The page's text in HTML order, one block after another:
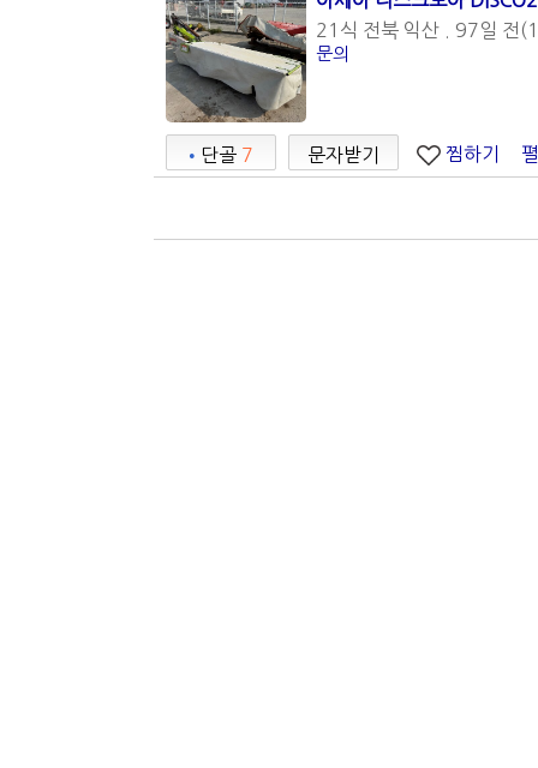
21식 전북 익산 . 97일 전
문의
• 단골 7 문자받기 찜하기